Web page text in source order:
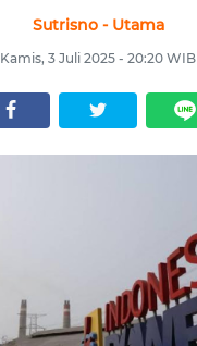
Sutrisno - Utama
Kamis, 3 Juli 2025 - 20:20 WIB